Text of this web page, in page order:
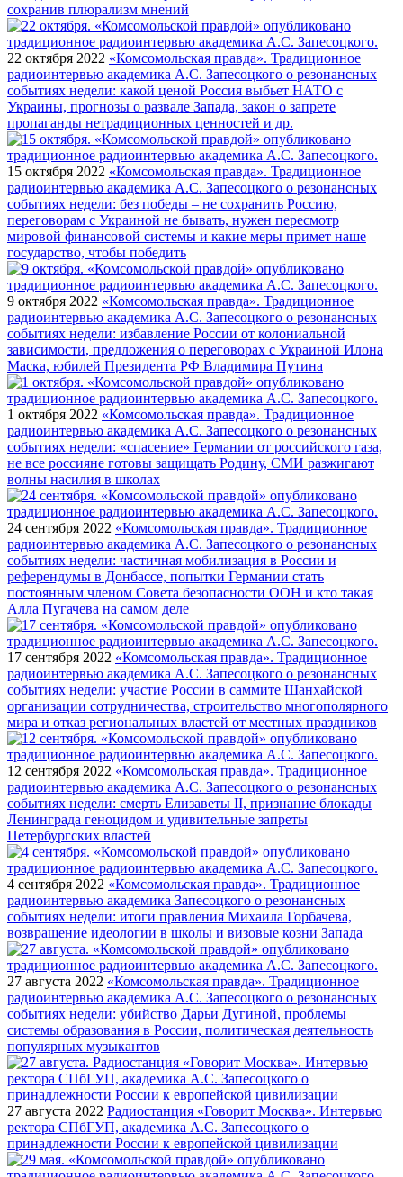
сохранив плюрализм мнений
22 октября 2022 «Комсомольская правда». Традиционное
радиоинтервью академика А.С. Запесоцкого о резонансных
событиях недели: какой ценой Россия выбьет НАТО с
Украины, прогнозы о развале Запада, закон о запрете
пропаганды нетрадиционных ценностей и др.
15 октября 2022 «Комсомольская правда». Традиционное
радиоинтервью академика А.С. Запесоцкого о резонансных
событиях недели: без победы – не сохранить Россию,
переговорам с Украиной не бывать, нужен пересмотр
мировой финансовой системы и какие меры примет наше
государство, чтобы победить
9 октября 2022 «Комсомольская правда». Традиционное
радиоинтервью академика А.С. Запесоцкого о резонансных
событиях недели: избавление России от колониальной
зависимости, предложения о переговорах с Украиной Илона
Маска, юбилей Президента РФ Владимира Путина
1 октября 2022 «Комсомольская правда». Традиционное
радиоинтервью академика А.С. Запесоцкого о резонансных
событиях недели: «спасение» Германии от российского газа,
не все россияне готовы защищать Родину, СМИ разжигают
волны насилия в школах
24 сентября 2022 «Комсомольская правда». Традиционное
радиоинтервью академика А.С. Запесоцкого о резонансных
событиях недели: частичная мобилизация в России и
референдумы в Донбассе, попытки Германии стать
постоянным членом Совета безопасности ООН и кто такая
Алла Пугачева на самом деле
17 сентября 2022 «Комсомольская правда». Традиционное
радиоинтервью академика А.С. Запесоцкого о резонансных
событиях недели: участие России в саммите Шанхайской
организации сотрудничества, строительство многополярного
мира и отказ региональных властей от местных праздников
12 сентября 2022 «Комсомольская правда». Традиционное
радиоинтервью академика А.С. Запесоцкого о резонансных
событиях недели: смерть Елизаветы II, признание блокады
Ленинграда геноцидом и удивительные запреты
Петербургских властей
4 сентября 2022 «Комсомольская правда». Традиционное
радиоинтервью академика Запесоцкого о резонансных
событиях недели: итоги правления Михаила Горбачева,
возвращение идеологии в школы и визовые козни Запада
27 августа 2022 «Комсомольская правда». Традиционное
радиоинтервью академика А.С. Запесоцкого о резонансных
событиях недели: убийство Дарьи Дугиной, проблемы
системы образования в России, политическая деятельность
популярных музыкантов
27 августа 2022 Радиостанция «Говорит Москва». Интервью
ректора СПбГУП, академика А.С. Запесоцкого о
принадлежности России к европейской цивилизации